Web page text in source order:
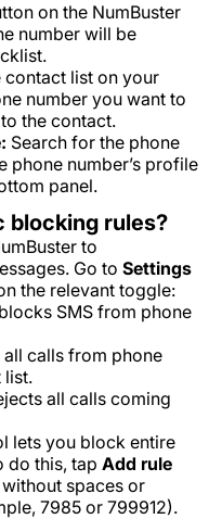
on the NumBuster
number will be
contact list on your
number you want to
the contact.
Search for the phone
phone number’s profile
panel.
blocking rules?
to
Go to Settings
the relevant toggle:
SMS from phone
all calls from phone
list.
all calls coming
lets you block entire
do this, tap Add rule
spaces or
7985 or 799912).